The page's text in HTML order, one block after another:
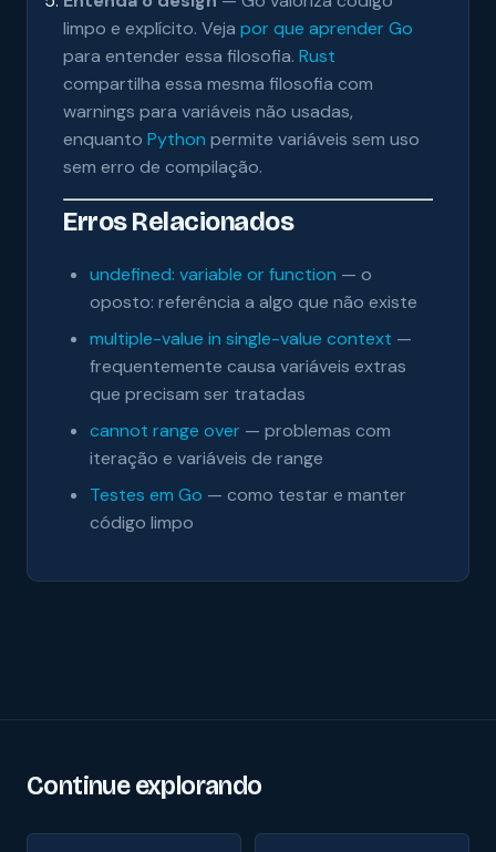
limpo e explícito. Veja por que aprender Go
para entender essa filosofia. Rust
compartilha essa mesma filosofia com
warnings para variáveis não usadas,
enquanto Python permite variáveis sem uso
sem erro de compilação.
Erros Relacionados
undefined: variable or function — o
oposto: referência a algo que não existe
multiple-value in single-value context —
frequentemente causa variáveis extras
que precisam ser tratadas
cannot range over — problemas com
iteração e variáveis de range
Testes em Go — como testar e manter
código limpo
Continue explorando